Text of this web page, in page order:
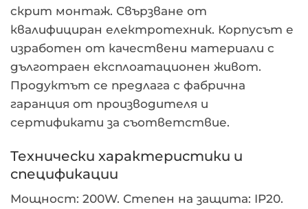
скрит монтаж. Свързване от
квалифициран електротехник. Корпусът е
изработен от качествени материали с
дълготраен експлоатационен живот.
Продуктът се предлага с фабрична
гаранция от производителя и
сертификати за съответствие.
Технически характеристики и
спецификации
Мощност: 200W. Степен на защита: IP20.